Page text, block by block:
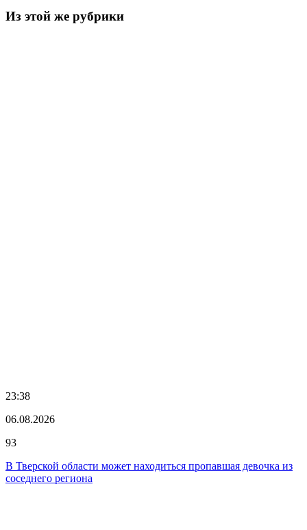
Из этой же рубрики
23:38
06.08.2026
93
В Тверской области может находиться пропавшая девочка из
соседнего региона